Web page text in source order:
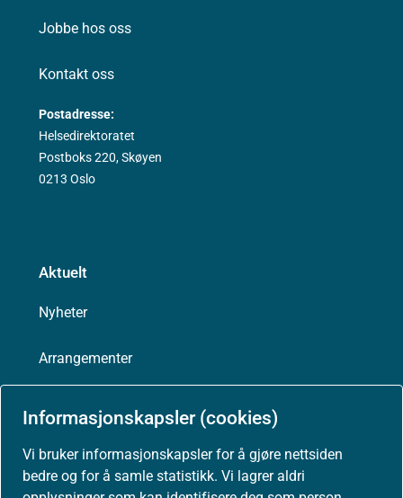
Informasjonskapsler (cookies)
Vi bruker informasjonskapsler for å gjøre nettsiden
bedre og for å samle statistikk. Vi lagrer aldri
Jobbe hos oss
Kontakt oss
Postadresse:
Helsedirektoratet
Postboks 220, Skøyen
0213 Oslo
Aktuelt
Nyheter
Arrangementer
Presse